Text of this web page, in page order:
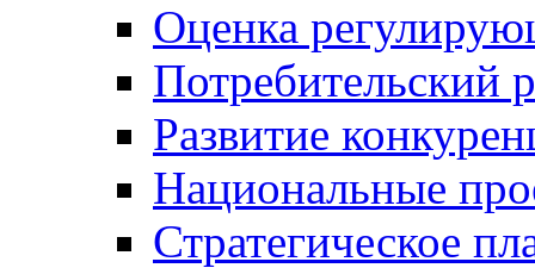
Оценка
Потребительский
Развитие
Национальные
Стратегическое